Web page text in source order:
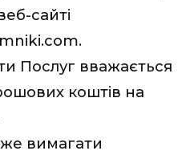
сайті
Послуг вважається
коштів на
вимагати